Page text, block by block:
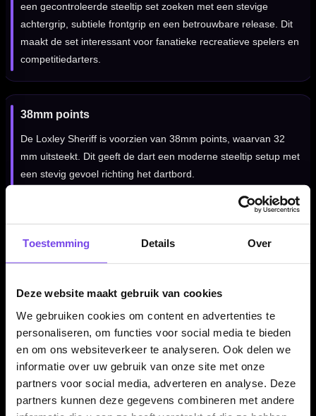
Toestemming Details Over
Deze website maakt gebruik van cookies
We gebruiken cookies om content en advertenties te
personaliseren, om functies voor social media te bieden
en om ons websiteverkeer te analyseren. Ook delen we
informatie over uw gebruik van onze site met onze
partners voor social media, adverteren en analyse. Deze
partners kunnen deze gegevens combineren met andere
een gecontroleerde steeltip set zoeken met een stevige
achtergrip, subtiele frontgrip en een betrouwbare release. Dit
maakt de set interessant voor fanatieke recreatieve spelers en
competitiedarters.
38mm points
De Loxley Sheriff is voorzien van 38mm points, waarvan 32
mm uitsteekt. Dit geeft de dart een moderne steeltip setup met
een stevig gevoel richting het dartbord.
design en het stabiele karakter van de Sheriff dart.
Verkrijgbaar in 20, 22 en 24 gram
De Loxley Sheriff 90% dartpijlen zijn verkrijgbaar in 20, 22 en
24 gram. Daarmee kun je kiezen tussen drie populaire steeltip
gewichten binnen dezelfde Sheriff barrelstijl.